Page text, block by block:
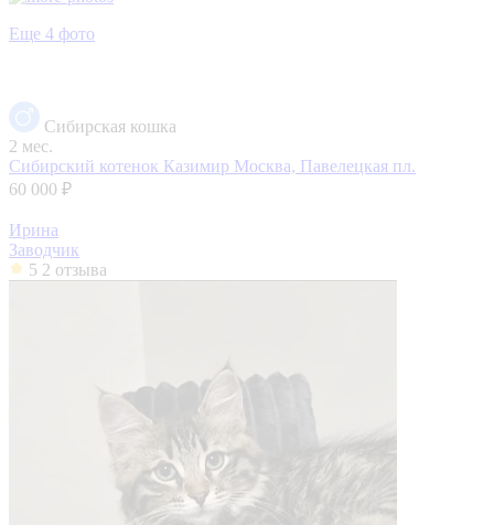
Еще 4 фото
Сибирская кошка
2 мес.
Сибирский котенок Казимир Москва, Павелецкая пл.
60 000 ₽
Ирина
Заводчик
5 2 отзыва